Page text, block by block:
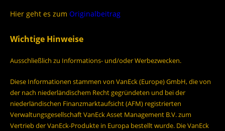
Hier geht es zum Originalbeitrag
Wichtige Hinweise
Ausschließlich zu Informations- und/oder Werbezwecken.
Diese Informationen stammen von VanEck (Europe) GmbH, die von
der nach niederländischem Recht gegründeten und bei der
niederländischen Finanzmarktaufsicht (AFM) registrierten
Verwaltungsgesellschaft VanEck Asset Management B.V. zum
Vertrieb der VanEck-Produkte in Europa bestellt wurde. Die VanEck